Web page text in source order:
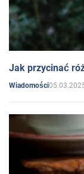
Jak przycinać
Wiadomości